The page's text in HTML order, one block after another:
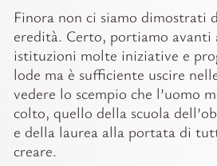
Finora non ci siamo dimostrati
eredità. Certo, portiamo avanti
istituzioni molte iniziative e
lode ma è sufficiente uscire
vedere lo scempio che l’uomo
colto, quello della scuola
e della laurea alla portata di
creare.